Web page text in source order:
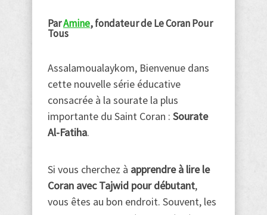
ParAmine, fondateur de Le Coran Pour
Tous
Assalamoualaykom, Bienvenue dans
cette nouvelle série éducative
consacrée à la sourate la plus
importante du Saint Coran : Sourate
Al-Fatiha.
Si vous cherchez à apprendre à lire le
Coran avec Tajwid pour débutant,
vous êtes au bon endroit. Souvent, les